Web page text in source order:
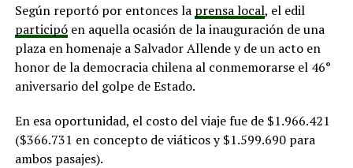
Según reportó por entonces la prensa local, el edil
participóen aquella ocasión de la inauguración de una
plaza en homenaje a Salvador Allende y de un acto en
honor de la democracia chilena al conmemorarse el 46°
aniversario del golpe de Estado.
En esa oportunidad, el costo del viaje fue de $1.966.421
($366.731 en concepto de viáticos y $1.599.690 para
ambos pasajes).